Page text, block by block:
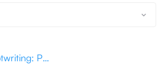
Scriptwriting: Pengertian & Cara Membuat Script dengan Mudah